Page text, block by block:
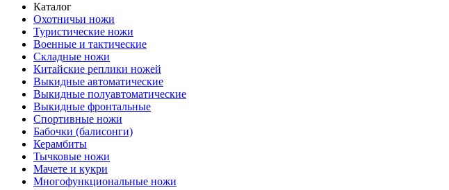
Каталог
Охотничьи ножи
Туристические ножи
Военные и тактические
Складные ножи
Китайские реплики ножей
Выкидные автоматические
Выкидные полуавтоматические
Выкидные фронтальные
Спортивные ножи
Бабочки (балисонги)
Керамбиты
Тычковые ножи
Мачете и кукри
Многофункциональные ножи